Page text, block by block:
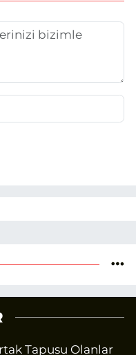
Tapusu Olanlar